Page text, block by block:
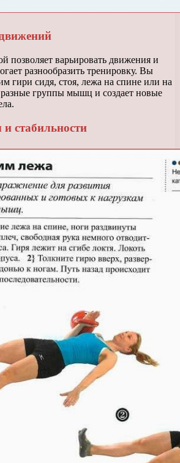
позволяет варьировать движения и
разнообразить тренировку. Вы
гири сидя, стоя, лежа на спине или на
разные группы мышц и создает новые
стабильности